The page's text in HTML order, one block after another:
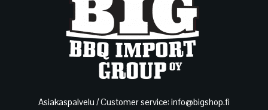
Asiakaspalvelu / Customer service: info@bigshop.fi